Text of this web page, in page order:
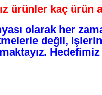
ürünler kaç ürün
olarak her
değil,